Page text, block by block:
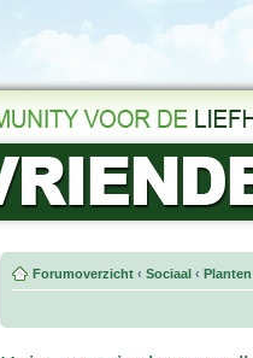
Forumoverzicht ‹ Sociaal ‹